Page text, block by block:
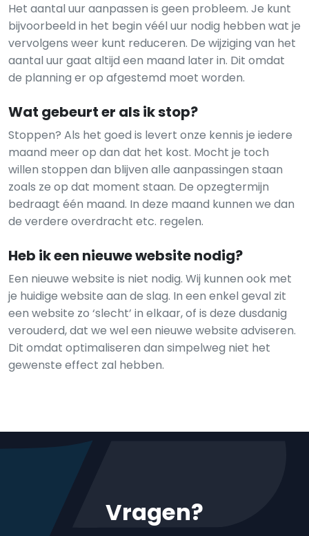
Het aantal uur aanpassen is geen probleem. Je kunt
bijvoorbeeld in het begin véél uur nodig hebben wat je
vervolgens weer kunt reduceren. De wijziging van het
aantal uur gaat altijd een maand later in. Dit omdat
de planning er op afgestemd moet worden.
Wat gebeurt er als ik stop?
Stoppen? Als het goed is levert onze kennis je iedere
maand meer op dan dat het kost. Mocht je toch
willen stoppen dan blijven alle aanpassingen staan
zoals ze op dat moment staan. De opzegtermijn
bedraagt één maand. In deze maand kunnen we dan
de verdere overdracht etc. regelen.
Heb ik een nieuwe website nodig?
Een nieuwe website is niet nodig. Wij kunnen ook met
je huidige website aan de slag. In een enkel geval zit
een website zo ‘slecht’ in elkaar, of is deze dusdanig
verouderd, dat we wel een nieuwe website adviseren.
Dit omdat optimaliseren dan simpelweg niet het
gewenste effect zal hebben.
Vragen?